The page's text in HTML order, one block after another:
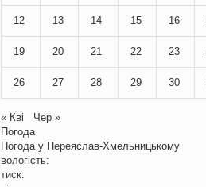
12 13 14 15 16
19 20 21 22 23
26 27 28 29 30
« Кві
Чер »
Погода
Погода у Переяслав-Хмельницькому
вологість:
тиск: